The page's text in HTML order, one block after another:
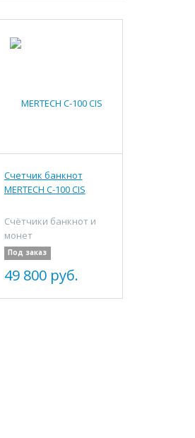
Счетчик банкнот
MERTECH C-100 CIS
Счётчики банкнот и
монет
Под заказ
49 800 руб.